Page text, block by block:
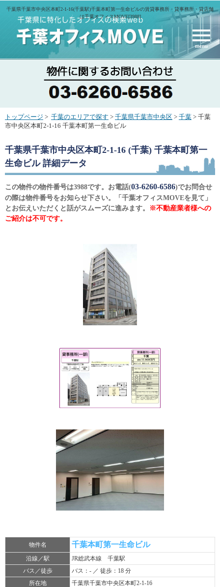
千葉県千葉市中央区本町2-1-16(千葉駅)千葉本町第一生命ビルの賃貸事務所・貸事務所・貸店舗
は千葉オフィスMOVE[3988]
menu
トップページ > 千葉のエリアで探す > 千葉県千葉市中央区 > 千葉 > 千葉
市中央区本町2-1-16 千葉本町第一生命ビル
千葉県千葉市中央区本町2-1-16 (千葉) 千葉本町第一
生命ビル詳細データ
この物件の物件番号は3988です。お電話(03-6260-6586)でお問合せ
の際は物件番号をお知らせ下さい。「千葉オフィスMOVEを見て」
とお伝えいただくと話がスムーズに進みます。
※不動産業者様への
ご紹介は不可です。
物件名 千葉本町第一生命ビル
沿線／駅
JR総武本線 千葉駅
バス／徒歩
バス：- ／ 徒歩：18 分
所在地
千葉県千葉市中央区本町2-1-16